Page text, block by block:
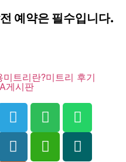
예약은 필수입니다.
미트리란?미트리 후기
게시판